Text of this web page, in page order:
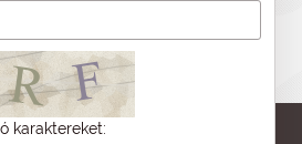
karaktereket: